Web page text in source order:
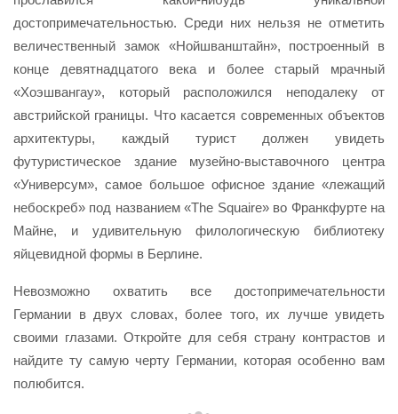
достопримечательностью. Среди них нельзя не отметить
величественный замок «Нойшванштайн», построенный в
конце девятнадцатого века и более старый мрачный
«Хоэшвангау», который расположился неподалеку от
австрийской границы. Что касается современных объектов
архитектуры, каждый турист должен увидеть
футуристическое здание музейно-выставочного центра
«Универсум», самое большое офисное здание «лежащий
небоскреб» под названием «The Squaire» во Франкфурте на
Майне, и удивительную филологическую библиотеку
яйцевидной формы в Берлине.
Невозможно охватить все достопримечательности
Германии в двух словах, более того, их лучше увидеть
своими глазами. Откройте для себя страну контрастов и
найдите ту самую черту Германии, которая особенно вам
полюбится.